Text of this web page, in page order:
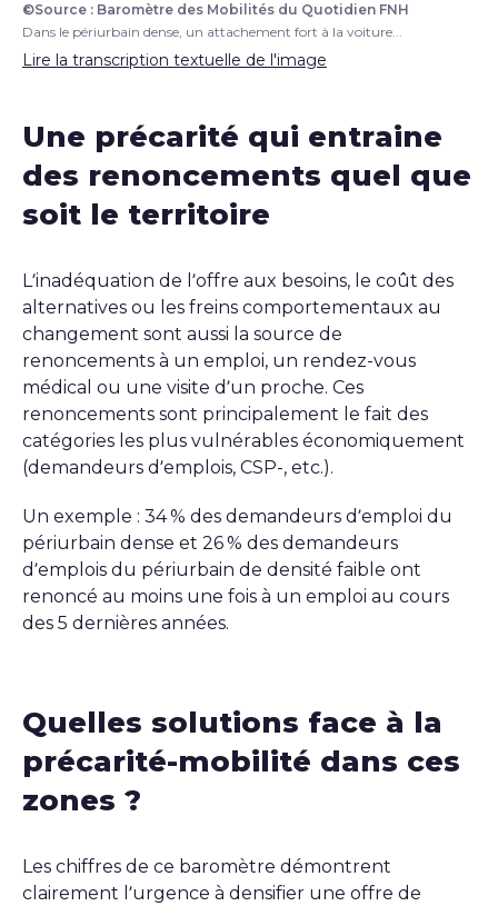
Infographie illustrant un attachement fort à la
©Source : Baromètre des Mobilités du Quotidien FNH
Dans le périurbain dense, un attachement fort à la voiture...
Lire la transcription textuelle de l'image
Une précarité qui entraine
des renoncements quel que
soit le territoire
L’inadéquation de l’offre aux besoins, le coût des
alternatives ou les freins comportementaux au
changement sont aussi la source de
renoncements à un emploi, un rendez-vous
médical ou une visite d’un proche. Ces
renoncements sont principalement le fait des
catégories les plus vulnérables économiquement
(demandeurs d’emplois, CSP-, etc.).
Un exemple : 34 % des demandeurs d’emploi du
périurbain dense et 26 % des demandeurs
d’emplois du périurbain de densité faible ont
renoncé au moins une fois à un emploi au cours
des 5 dernières années.
Quelles solutions face à la
précarité-mobilité dans ces
zones ?
Les chiffres de ce baromètre démontrent
clairement l’urgence à densifier une offre de